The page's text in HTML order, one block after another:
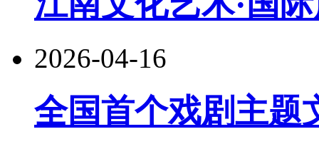
2026-04-16
全国首个戏剧主题